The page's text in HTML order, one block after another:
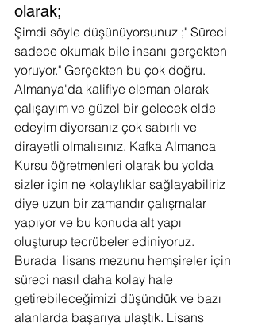
olarak;
Şimdi söyle düşünüyorsunuz ;" Süreci
sadece okumak bile insanı gerçekten
yoruyor." Gerçekten bu çok doğru.
Almanya'da kalifiye eleman olarak
çalışayım ve güzel bir gelecek elde
edeyim diyorsanız çok sabırlı ve
dirayetli olmalısınız. Kafka Almanca
Kursu öğretmenleri olarak bu yolda
sizler için ne kolaylıklar sağlayabiliriz
diye uzun bir zamandır çalışmalar
yapıyor ve bu konuda alt yapı
oluşturup tecrübeler ediniyoruz.
Burada  lisans mezunu hemşireler için
süreci nasıl daha kolay hale
getirebileceğimizi düşündük ve bazı
alanlarda başarıya ulaştık. Lisans